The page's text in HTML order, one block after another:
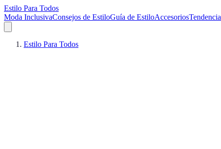
Estilo Para Todos
Moda InclusivaConsejos de EstiloGuía de EstiloAccesorios
Estilo Para Todos